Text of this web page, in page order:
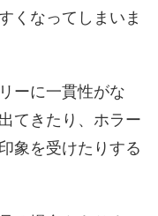
くなってしまいま
ーに一貫性がな
てきたり、ホラー
象を受けたりする